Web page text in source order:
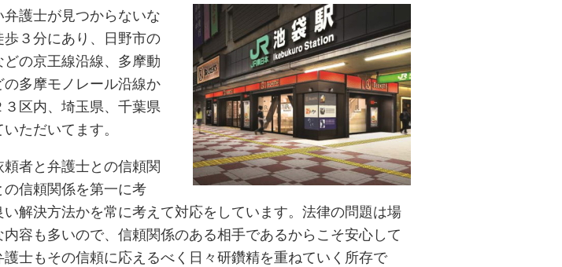
護士が見つからないな
３分にあり、日野市の
の京王線沿線、多摩動
多摩モノレール沿線か
区内、埼玉県、千葉県
ただいてます。
者と弁護士との信頼関
信頼関係を第一に考
解決方法かを常に考えて対応をしています。法律の問題は場
容も多いので、信頼関係のある相手であるからこそ安心して
士もその信頼に応えるべく日々研鑽精を重ねていく所存で